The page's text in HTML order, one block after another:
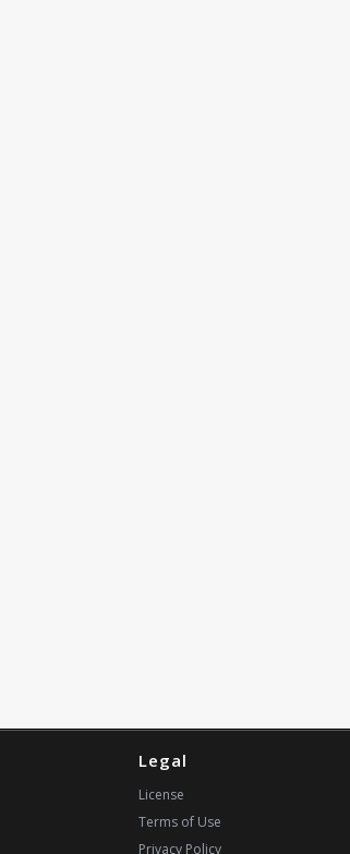
Legal
License
Terms of Use
Privacy Policy